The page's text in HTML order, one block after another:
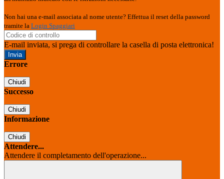
Non hai una e-mail associata al nome utente? Effettua il reset della password
tramite la Login Spaggiari
E-mail inviata, si prega di controllare la casella di posta elettronica!
Errore
Chiudi
Successo
Chiudi
Informazione
Chiudi
Attendere...
Attendere il completamento dell'operazione...